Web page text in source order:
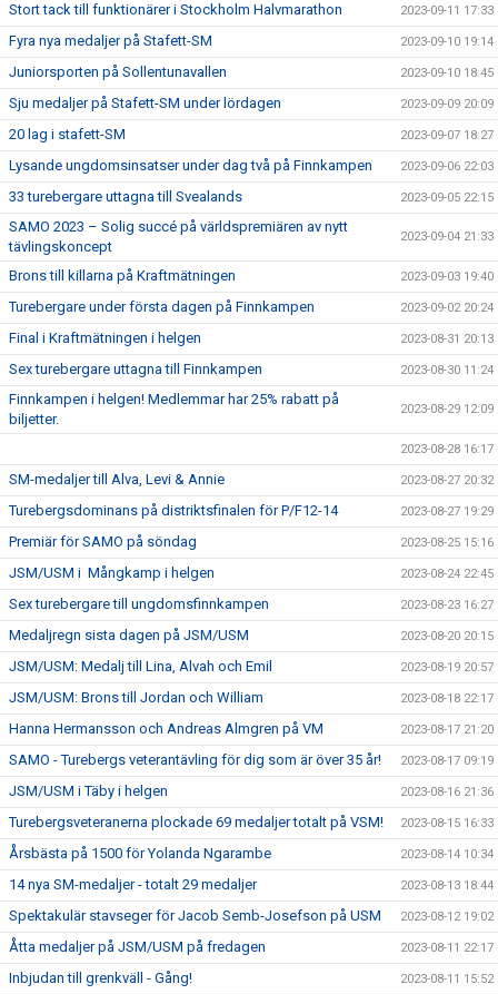
Stort tack till funktionärer i Stockholm Halvmarathon 2023-09-11 17:33
Fyra nya medaljer på Stafett-SM 2023-09-10 19:14
Juniorsporten på Sollentunavallen 2023-09-10 18:45
Sju medaljer på Stafett-SM under lördagen 2023-09-09 20:09
20 lag i stafett-SM 2023-09-07 18:27
Lysande ungdomsinsatser under dag två på Finnkampen 2023-09-06 22:03
33 turebergare uttagna till Svealands 2023-09-05 22:15
SAMO 2023 – Solig succé på världspremiären av nytt
tävlingskoncept
2023-09-04 21:33
Brons till killarna på Kraftmätningen 2023-09-03 19:40
Turebergare under första dagen på Finnkampen 2023-09-02 20:24
Final i Kraftmätningen i helgen 2023-08-31 20:13
Sex turebergare uttagna till Finnkampen 2023-08-30 11:24
Finnkampen i helgen! Medlemmar har 25% rabatt på
biljetter.
2023-08-29 12:09
2023-08-28 16:17
SM-medaljer till Alva, Levi & Annie 2023-08-27 20:32
Turebergsdominans på distriktsfinalen för P/F12-14 2023-08-27 19:29
Premiär för SAMO på söndag 2023-08-25 15:16
JSM/USM i Mångkamp i helgen 2023-08-24 22:45
Sex turebergare till ungdomsfinnkampen 2023-08-23 16:27
Medaljregn sista dagen på JSM/USM 2023-08-20 20:15
JSM/USM: Medalj till Lina, Alvah och Emil 2023-08-19 20:57
JSM/USM: Brons till Jordan och William 2023-08-18 22:17
Hanna Hermansson och Andreas Almgren på VM 2023-08-17 21:20
SAMO - Turebergs veterantävling för dig som är över 35 år! 2023-08-17 09:19
JSM/USM i Täby i helgen 2023-08-16 21:36
Turebergsveteranerna plockade 69 medaljer totalt på VSM! 2023-08-15 16:33
Årsbästa på 1500 för Yolanda Ngarambe 2023-08-14 10:34
14 nya SM-medaljer - totalt 29 medaljer 2023-08-13 18:44
Spektakulär stavseger för Jacob Semb-Josefson på USM 2023-08-12 19:02
Åtta medaljer på JSM/USM på fredagen 2023-08-11 22:17
Inbjudan till grenkväll - Gång! 2023-08-11 15:52